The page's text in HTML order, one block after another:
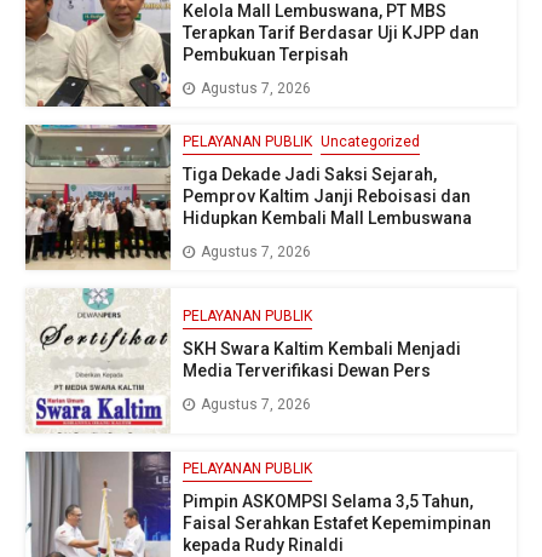
Kelola Mall Lembuswana, PT MBS
Terapkan Tarif Berdasar Uji KJPP dan
Pembukuan Terpisah
Agustus 7, 2026
PELAYANAN PUBLIK Uncategorized
Tiga Dekade Jadi Saksi Sejarah,
Pemprov Kaltim Janji Reboisasi dan
Hidupkan Kembali Mall Lembuswana
Agustus 7, 2026
PELAYANAN PUBLIK
SKH Swara Kaltim Kembali Menjadi
Media Terverifikasi Dewan Pers
Agustus 7, 2026
PELAYANAN PUBLIK
Pimpin ASKOMPSI Selama 3,5 Tahun,
Faisal Serahkan Estafet Kepemimpinan
kepada Rudy Rinaldi